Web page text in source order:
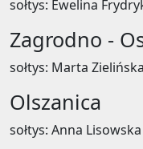
sołtys: Ewelina
Zagrodno -
sołtys: Marta Zielińska
Olszanica
sołtys: Anna Lisowska